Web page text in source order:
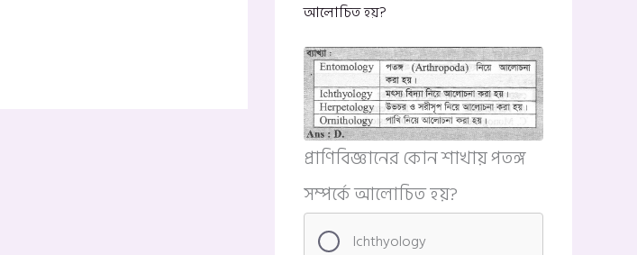
আলোচিত হয়?
প্রাণিবিজ্ঞানের কোন শাখায় পতঙ্গ
সম্পর্কে আলোচিত হয়?
Ichthyology